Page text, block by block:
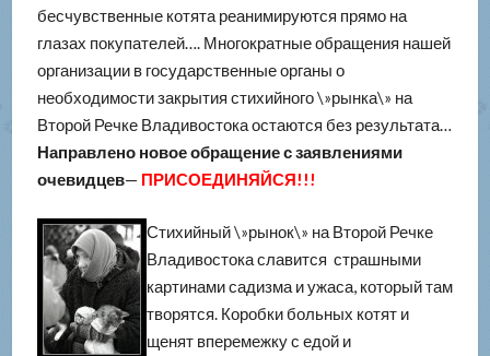
бесчувственные котята реанимируются прямо на
глазах покупателей…. Многократные обращения нашей
организации в государственные органы о
необходимости закрытия стихийного \»рынка\» на
Второй Речке Владивостока остаются без результата…
Направлено новое обращение с заявлениями
очевидцев— ПРИСОЕДИНЯЙСЯ!!!
Стихийный \»рынок\» на Второй Речке
Владивостока славится страшными
картинами садизма и ужаса, который там
творятся. Коробки больных котят и
щенят вперемежку с едой и